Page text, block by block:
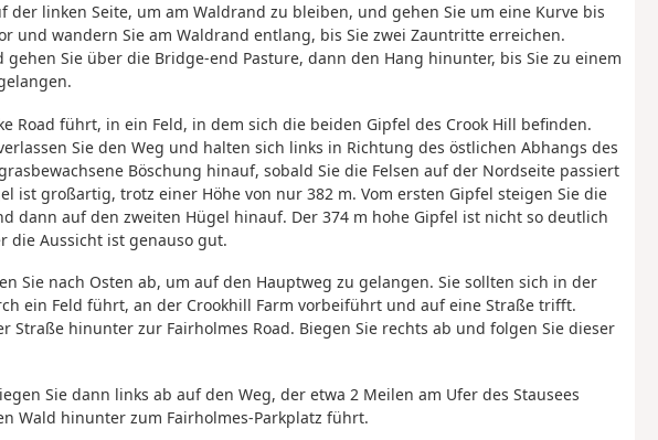
der linken Seite, um am Waldrand zu bleiben, und gehen Sie um eine Kurve bis
und wandern Sie am Waldrand entlang, bis Sie zwei Zauntritte erreichen.
Sie über die Bridge-end Pasture, dann den Hang hinunter, bis Sie zu einem
Road führt, in ein Feld, in dem sich die beiden Gipfel des Crook Hill befinden.
Sie den Weg und halten sich links in Richtung des östlichen Abhangs des
Böschung hinauf, sobald Sie die Felsen auf der Nordseite passiert
ist großartig, trotz einer Höhe von nur 382 m. Vom ersten Gipfel steigen Sie die
dann auf den zweiten Hügel hinauf. Der 374 m hohe Gipfel ist nicht so deutlich
die Aussicht ist genauso gut.
Sie nach Osten ab, um auf den Hauptweg zu gelangen. Sie sollten sich in der
ein Feld führt, an der Crookhill Farm vorbeiführt und auf eine Straße trifft.
Straße hinunter zur Fairholmes Road. Biegen Sie rechts ab und folgen Sie dieser
Sie dann links ab auf den Weg, der etwa 2 Meilen am Ufer des Stausees
Wald hinunter zum Fairholmes-Parkplatz führt.